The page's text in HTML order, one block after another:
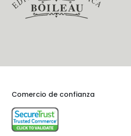
Comercio de confianza